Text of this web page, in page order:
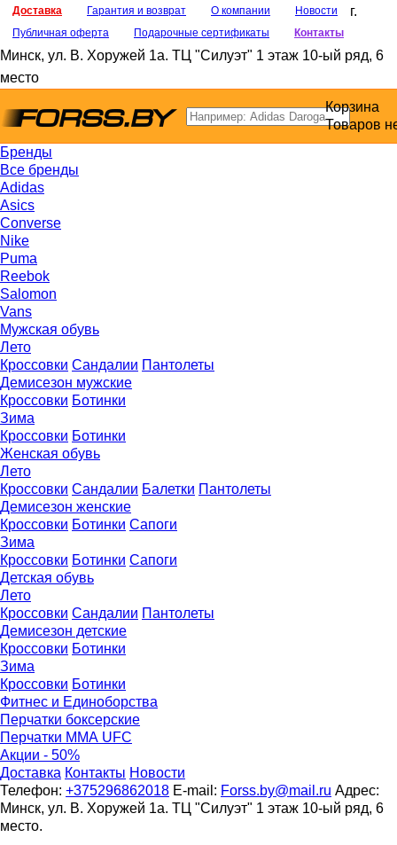
Доставка Гарантия и возврат О компании
Новости
Публичная оферта
Подарочные сертификаты Контакты
г.
Минск, ул. В. Хоружей 1а. ТЦ "Силуэт" 1 этаж 10-ый ряд, 6
место
Корзина
Товаров
Бренды
Все бренды
Adidas
Asics
Converse
Nike
Puma
Reebok
Salomon
Vans
Мужская обувь
Лето
Кроссовки Сандалии Пантолеты
Демисезон мужские
Кроссовки Ботинки
Зима
Кроссовки Ботинки
Женская обувь
Лето
Кроссовки Сандалии Балетки Пантолеты
Демисезон женские
Кроссовки Бoтинки Сапоги
Зима
Кроссовки Ботинки Сапоги
Детская обувь
Летo
Кроссовки Сандалии Пантолеты
Демисезон детские
Кроссовки Ботинки
Зима
Кроссовки Ботинки
Фитнес и Единоборства
Перчатки боксерские
Перчатки ММА UFC
Акции - 50%
Доставка Контакты Новости
Телефон: +375296862018 E-mail: Forss.by@mail.ru Адрес:
Минск, ул. В. Хоружей 1а. ТЦ "Силуэт" 1 этаж 10-ый ряд, 6
место.